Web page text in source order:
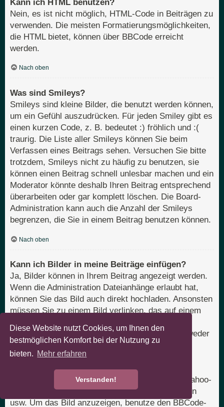
Diese Website nutzt Cookies, um Ihnen den
bestmöglichen Komfort bei der Nutzung zu
bieten. Mehr erfahren
Verstanden!
Kann ich HTML benutzen?
Nein, es ist nicht möglich, HTML-Code in Beiträgen zu
verwenden. Die meisten Formatierungsmöglichkeiten,
die HTML bietet, können über BBCode erreicht
werden.
Nach oben
Was sind Smileys?
Smileys sind kleine Bilder, die benutzt werden können,
um ein Gefühl auszudrücken. Für jeden Smiley gibt es
einen kurzen Code, z. B. bedeutet :) fröhlich und :(
traurig. Die Liste aller Smileys können Sie beim
Verfassen eines Beitrags sehen. Versuchen Sie bitte
trotzdem, Smileys nicht zu häufig zu benutzen, sie
können einen Beitrag schnell unlesbar machen und ein
Moderator könnte deshalb Ihren Beitrag entsprechend
überarbeiten oder gar komplett löschen. Die Board-
Administration kann auch die Anzahl der Smileys
begrenzen, die Sie in einem Beitrag benutzen können.
Nach oben
Kann ich Bilder in meine Beiträge einfügen?
Ja, Bilder können in Ihrem Beitrag angezeigt werden.
Wenn die Administration Dateianhänge erlaubt hat,
können Sie das Bild auch direkt hochladen. Ansonsten
müssen Sie zu einem Bild verlinken, das auf einem
http://www.domain.tld/mein-bild.gif. Sie können weder
Bilder verlinken, die sich auf Ihrem eigenen PC
befinden (außer es ist ein öffentlich zugänglicher
Server), noch zu Bildern, die nur nach einer
Anmeldung verfügbar sind, z. B. Hotmail- oder Yahoo-
Mailboxen, mit einem Passwort geschützte Seiten
usw. Um das Bild anzuzeigen, benutze den BBCode-